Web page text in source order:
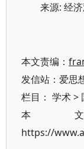
来源: 经
本文责编：
发信站：爱思
栏目： 学术>
本
https://